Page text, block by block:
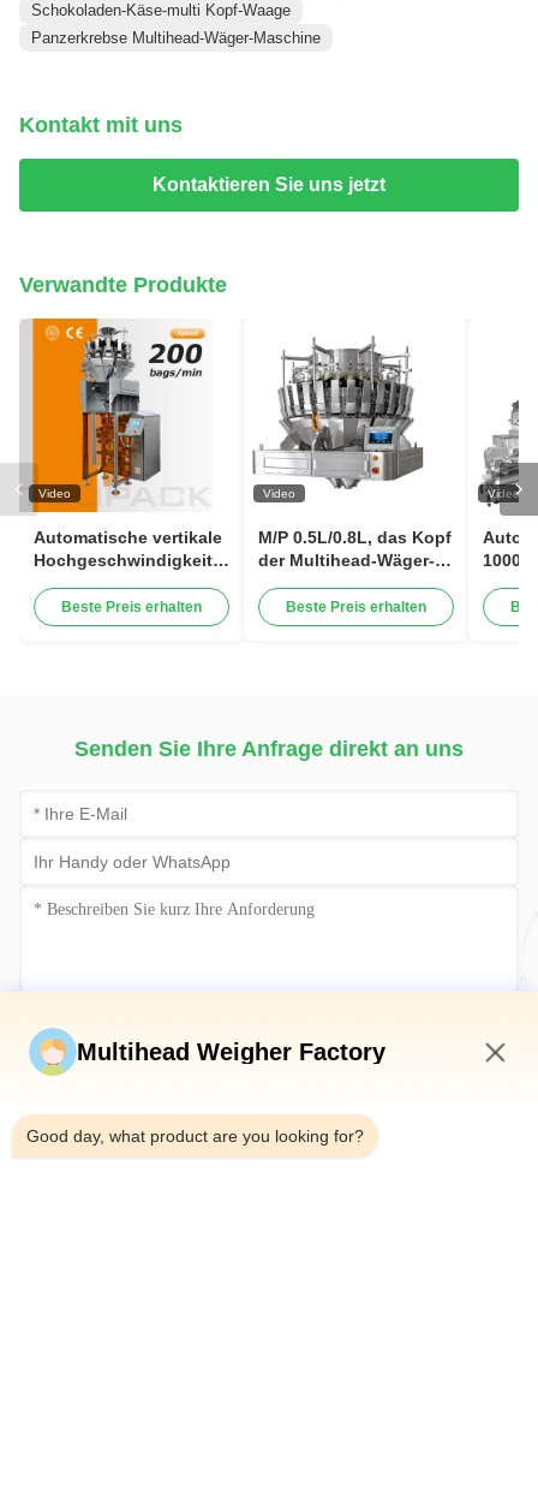
Schokoladen-Käse-multi Kopf-Waage
Panzerkrebse Multihead-Wäger-Maschine
Kontakt mit uns
Kontaktieren Sie uns jetzt
Verwandte Produkte
Video
Automatische vertikale
Hochgeschwindigkeitsverpackungsmaschine
Granulat,
Lebensmittelverpackungsmaschine
Beste Preis erhalten
Video
M/P 0.5L/0.8L, das Kopf
der Multihead-Wäger-
Rosine mischt,
trocknete Kiwi Dried
Beste Preis erhalten
Video
Senden Sie Ihre Anfrage direkt an uns
Jetzt einreichen
Multihead Weigher Factory
Good day, what product are you looking for?